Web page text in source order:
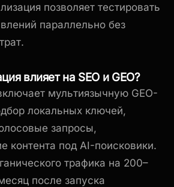
позволяет тестировать
параллельно без
влияет на SEO и GEO?
мультиязычную GEO-
локальных ключей,
запросы,
контента под AI-поисковики.
трафика на 200–
после запуска